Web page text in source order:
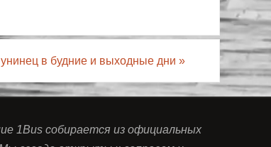
в будние и выходные дни »
1Bus собирается из официальных